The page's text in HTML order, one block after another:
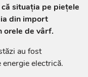
situația pe piețele
din import
orele de vârf.
au fost
electrică.